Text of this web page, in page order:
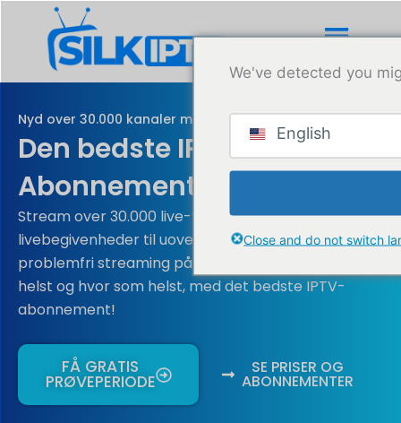
indholdet
Nyd over 30.000 kanaler med den bedste IPTV-tjeneste
Den bedste IPTV
Abonnementsudbyder
Stream over 30.000 live-tv-kanaler, VOD'er, EPG og
livebegivenheder til uovertrufne priser! Nyd
problemfri streaming på alle dine enheder, når som
helst og hvor som helst, med det bedste IPTV-
abonnement!
FÅ GRATIS
PRØVEPERIODE
SE PRISER OG
ABONNEMENTER
We've detected you
English
Close and do not switch